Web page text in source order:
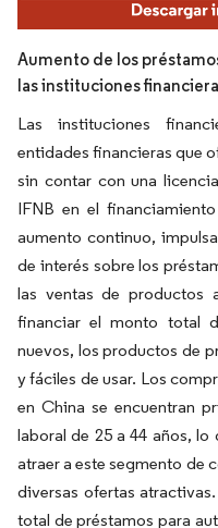
Aumento de los
las instituciones
Las instituciones
entidades financieras que
sin contar con una
IFNB en el
aumento continuo,
de interés sobre los
las ventas de productos
financiar el monto total
nuevos, los productos de
y fáciles de usar. Los
en China se encuentran
laboral de 25 a 44 años, lo
atraer a este segmento de
diversas ofertas
total de préstamos para